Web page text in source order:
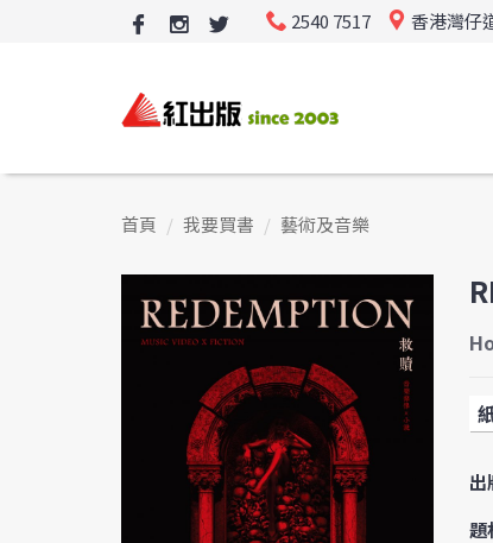
2540 7517 香港灣仔
首頁 我要買書 藝術及音樂
出
題